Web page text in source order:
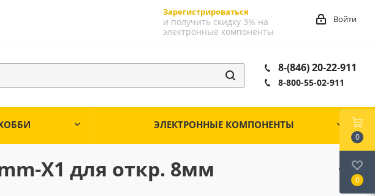
Зарегистрироваться
и получить скидку 3% на
электронные компоненты
Войти
8-(846) 20-22-911
8-800-55-02-911
ЭЛЕКТРОННЫЕ КОМПОНЕНТЫ
X1 для откр. 8мм
0
0